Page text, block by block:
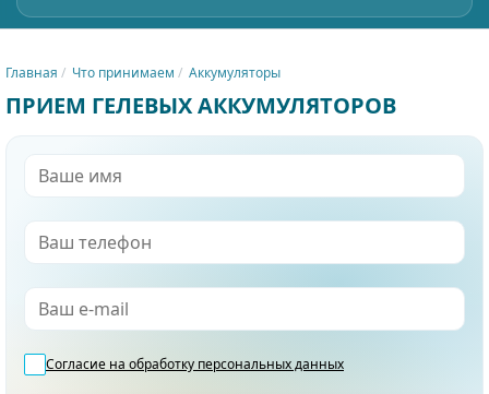
Главная Что принимаем Аккумуляторы
ПРИЕМ ГЕЛЕВЫХ АККУМУЛЯТОРОВ
Согласие на обработку персональных данных